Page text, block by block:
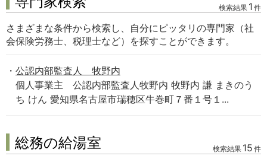
検索結果 1 件
さまざまな条件から検索し、自分にピッタリの専門家（社
会保険労務士、税理士など）を探すことができます。
公認内部監査人 牧野内
個人事業主 公認内部監査人牧野内 牧野内 謙 まきのう
ち けん 愛知県名古屋市瑞穂区牛巻町７番１号１...
総務の給湯室 検索結果 15 件